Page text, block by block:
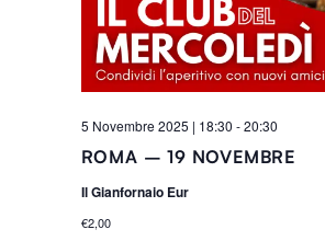
ROMA – 19 NOVEMBRE
5 Novembre 2025 | 18:30 -20:30
Il Gianfornaio Eur
€2,00